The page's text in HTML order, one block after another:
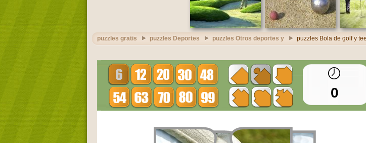
puzzles gratis puzzles Deportes puzzles Otros deportes y puzzles Bola de golf y tee
0